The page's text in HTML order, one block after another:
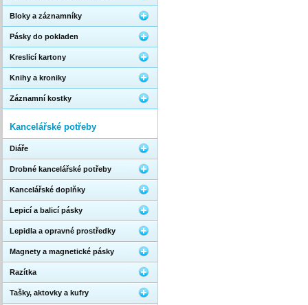
Bloky a záznamníky
Pásky do pokladen
Kreslicí kartony
Knihy a kroniky
Záznamní kostky
Kancelářské potřeby
Diáře
Drobné kancelářské potřeby
Kancelářské doplňky
Lepicí a balicí pásky
Lepidla a opravné prostředky
Magnety a magnetické pásky
Razítka
Tašky, aktovky a kufry